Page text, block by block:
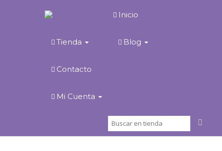
Inicio
Tienda Blog
Contacto
Mi Cuenta